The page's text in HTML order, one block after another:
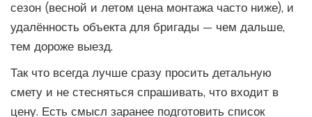
сезон (весной и летом цена монтажа часто ниже), и
удалённость объекта для бригады — чем дальше,
тем дороже выезд.
Так что всегда лучше сразу просить детальную
смету и не стесняться спрашивать, что входит в
цену. Есть смысл заранее подготовить список